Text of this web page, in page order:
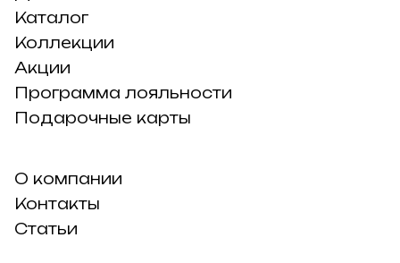
Каталог
Коллекции
Акции
Программа лояльности
Подарочные карты
О компании
Контакты
Статьи